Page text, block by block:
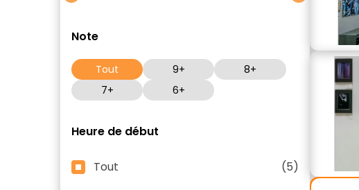
Note
Tout 9+
8+
7+
6+
Heure de début
Tout
(5)